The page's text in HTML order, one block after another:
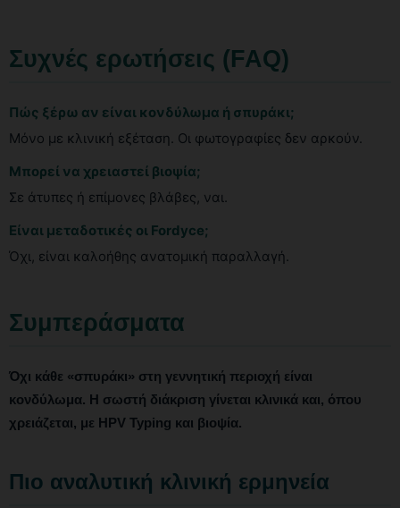
Συχνές ερωτήσεις (FAQ)
Πώς ξέρω αν είναι κονδύλωμα ή σπυράκι;
Μόνο με κλινική εξέταση. Οι φωτογραφίες δεν αρκούν.
Μπορεί να χρειαστεί βιοψία;
Σε άτυπες ή επίμονες βλάβες, ναι.
Είναι μεταδοτικές οι Fordyce;
Όχι, είναι καλοήθης ανατομική παραλλαγή.
Συμπεράσματα
Όχι κάθε «σπυράκι» στη γεννητική περιοχή είναι
κονδύλωμα. Η σωστή διάκριση γίνεται κλινικά και, όπου
χρειάζεται, με HPV Typing και βιοψία.
Πιο αναλυτική κλινική ερμηνεία